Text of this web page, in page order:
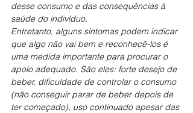
desse consumo e das consequências à
saúde do indivíduo.
Entretanto, alguns sintomas podem indicar
que algo não vai bem e reconhecê-los é
uma medida importante para procurar o
apoio adequado. São eles: forte desejo de
beber, dificuldade de controlar o consumo
(não conseguir parar de beber depois de
ter começado), uso continuado apesar das